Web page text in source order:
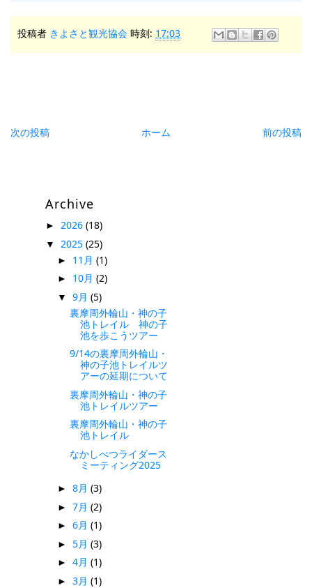
投稿者 きよさと観光協会 時刻: 17:03
次の投稿 前の投稿
ホーム
Archive
► 2026 (18)
▼ 2025 (25)
► 11月 (1)
► 10月 (2)
▼ 9月 (5)
裏摩周外輪山・神の子
池トレイル 神の子
池を歩こうツアー
9/14の裏摩周外輪山・
神の子池トレイルツ
アーの延期について
裏摩周外輪山・神の子
池トレイルツアー
裏摩周外輪山・神の子
池トレイル
なかしべつライダース
ミーティング2025
► 8月 (3)
► 7月 (2)
► 6月 (1)
► 5月 (3)
► 4月 (1)
► 3月 (1)